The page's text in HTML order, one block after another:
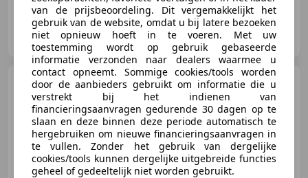
Hofman Cars B.V.
NL-9679 VC SCHEEMDA
Alfa Romeo Giulietta
T Distinctive
€ 1.750
van de prijsbeoordeling. Dit vergemakkelijkt het
gebruik van de website, omdat u bij latere bezoeken
niet opnieuw hoeft in te voeren. Met uw
toestemming wordt op gebruik gebaseerde
informatie verzonden naar dealers waarmee u
contact opneemt. Sommige cookies/tools worden
door de aanbieders gebruikt om informatie die u
verstrekt bij het indienen van
financieringsaanvragen gedurende 30 dagen op te
slaan en deze binnen deze periode automatisch te
hergebruiken om nieuwe financieringsaanvragen in
te vullen. Zonder het gebruik van dergelijke
cookies/tools kunnen dergelijke uitgebreide functies
geheel of gedeeltelijk niet worden gebruikt.